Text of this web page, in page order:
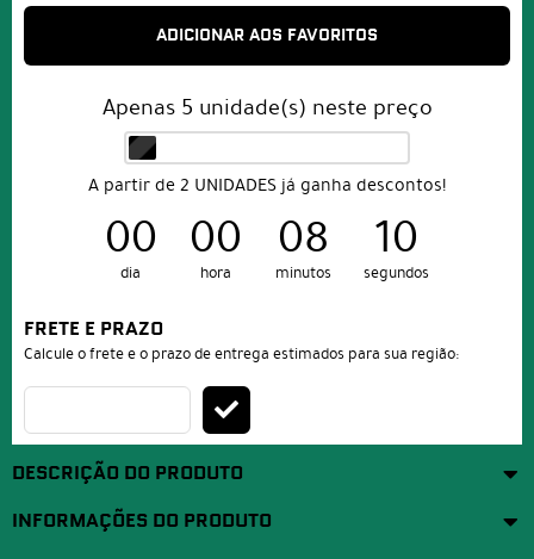
ADICIONAR AOS FAVORITOS
Apenas 5 unidade(s) neste preço
A partir de 2 UNIDADES já ganha descontos!
00
dia
00
hora
08
minutos
10
segundos
FRETE E PRAZO
Calcule o frete e o prazo de entrega estimados para sua região:
DESCRIÇÃO DO PRODUTO
INFORMAÇÕES DO PRODUTO